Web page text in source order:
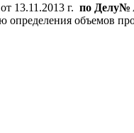
от 13.11.2013 г. по Делу№
определения объемов